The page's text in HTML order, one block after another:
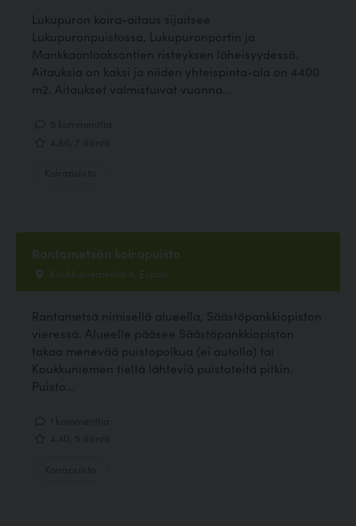
Lukupuron koira-aitaus sijaitsee
Lukupuronpuistossa, Lukupuronportin ja
Mankkaanlaaksontien risteyksen läheisyydessä.
Aitauksia on kaksi ja niiden yhteispinta-ala on 4400
m2. Aitaukset valmistuivat vuonna...
Rantametsän koirapuisto
Koukkuniementie 4, Espoo
Rantametsä nimisellä alueella, Säästöpankkiopiston
vieressä. Alueelle pääsee Säästöpankkiopiston
takaa menevää puistopolkua (ei autolla) tai
Koukkuniemen tieltä lähteviä puistoteitä pitkin.
Puisto...